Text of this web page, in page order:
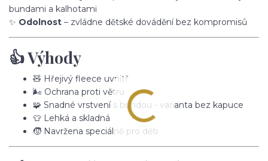
bundami a kalhotami
✨ Odolnost – zvládne dětské dovádění bez kompromisů
👍 Výhody
🧸 Hřejivý fleece uvnitř
🌬️ Ochrana proti větru
🧩 Snadné vrstvení s bundou - varianta bez kapuce
👕 Lehká a skladná
🧒 Navržena speciálně pro děti